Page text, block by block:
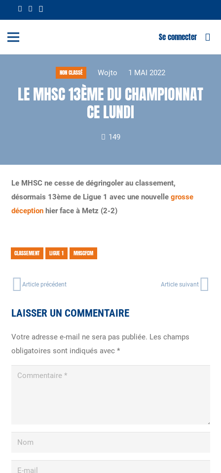
Se connecter
NON CLASSÉ Wojto 1 MAI 2022
LE MHSC 13ÈME DU CHAMPIONNAT
CE LUNDI
149
Le MHSC ne cesse de dégringoler au classement,
désormais 13ème de Ligue 1 avec une nouvelle grosse
déceptionhier face à Metz (2-2)
CLASSEMENT LIGUE 1 MHSCFCM
Article précédent Article suivant
LAISSER UN COMMENTAIRE
Votre adresse e-mail ne sera pas publiée. Les champs
obligatoires sont indiqués avec *